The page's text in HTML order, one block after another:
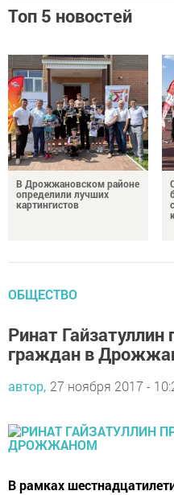
Топ 5 новостей
В Дрожжановском районе
определили лучших
картингистов
ОБЩЕСТВО
Ринат
граждан в
автор, 27 ноября 2017 -
В рамках